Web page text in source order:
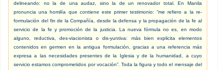
delineando: no la de una audaz, sino la de un renovador total. En Manila
pronuncia una homilía que contiene este primer testimonio: “me refiero a la re-
formulación del fin de la Compañía, desde la defensa y la propagación de la fe al
servicio de la fe y promoción de la justicia. La nueva fórmula no es, en modo
alguno, reductiva, des-viacionista o dis-yuntiva: más bien explicita elementos
contenidos en germen en la antigua formulación, gracias a una referencia más
expresa a las necesidades presentes de la Iglesia y de la humanidad, a cuyo
servicio estamos comprometidos por vocación”. Toda la figura y todo el mensaje del